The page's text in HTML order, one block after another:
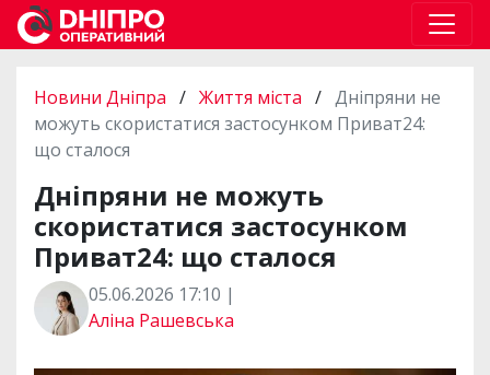
Новини Дніпра / Життя міста / Дніпряни не
можуть скористатися застосунком Приват24:
що сталося
Дніпряни не можуть
скористатися застосунком
Приват24: що сталося
05.06.2026 17:10 |
Аліна Рашевська